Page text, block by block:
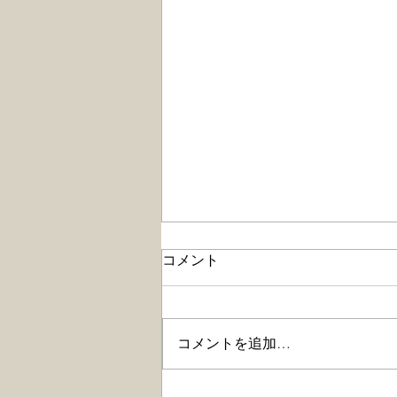
参議院自民党幹事長・世耕弘
世耕弘成氏との対談が掲載されま
した。 今回の対談は、世耕弘成
コメント
コメントを追加…